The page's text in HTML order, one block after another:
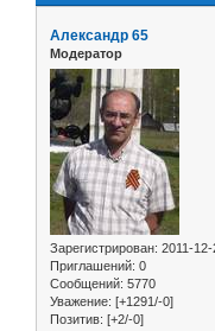
Александр 65
Модератор
Зарегистрирован: 2011-12-
Приглашений: 0
Сообщений: 5770
Уважение: [+1291/-0]
Позитив: [+2/-0]